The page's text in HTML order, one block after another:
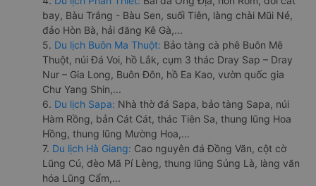
bay, Bàu Trắng - Bàu Sen, suối Tiên, làng chài Mũi Né,
đảo Hòn Bà, hải đăng Kê Gà,...
5. Du lịch Buôn Ma Thuột: Bảo tàng cà phê Buôn Mê
Thuột, núi Đá Voi, hồ Lắk, cụm 3 thác Dray Sap – Dray
Nur – Gia Long, Buôn Đôn, hồ Ea Kao, vườn quốc gia
Chư Yang Shin,...
6. Du lịch Sapa: Nhà thờ đá Sapa, bảo tàng Sapa, núi
Hàm Rồng, bản Cát Cát, thác Tiên Sa, thung lũng Hoa
Hồng, thung lũng Mường Hoa,...
7. Du lịch Hà Giang: Cao nguyên đá Đồng Văn, cột cờ
Lũng Cú, đèo Mã Pí Lèng, thung lũng Sủng Là, làng văn
hóa Lũng Cẩm,...